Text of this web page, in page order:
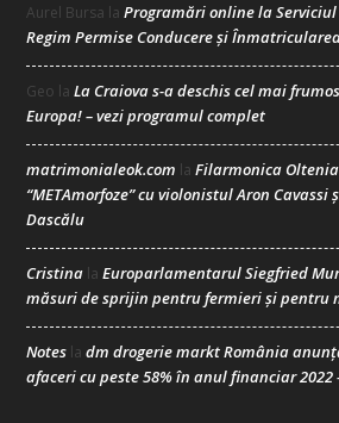
Aurel Bursa la Programări online la
Regim Permise Conducere şi
Geo la La Craiova s-a deschis cel mai
Europa! – vezi programul complet
matrimonialeok.com la Filarmonica
“METAmorfoze” cu violonistul Aron
Dascălu
Cristina la Europarlamentarul Siegfried
măsuri de sprijin pentru fermieri și pentru
Notes la dm drogerie markt România
afaceri cu peste 58% în anul financiar 2022